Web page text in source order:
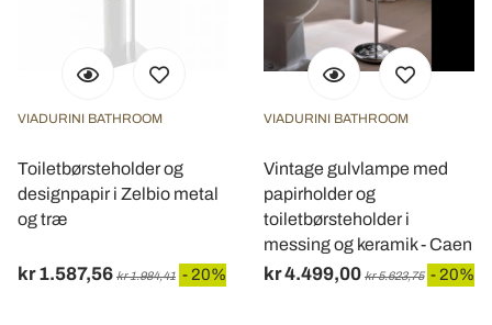
VIADURINI BATHROOM
Toiletbørsteholder og
designpapir i Zelbio metal
og træ
kr 1.587,56 kr 1.984,41 - 20%
VIADURINI BATHROOM
Vintage gulvlampe med
papirholder og
toiletbørsteholder i
messing og keramik - Caen
kr 4.499,00 kr 5.623,75 - 20%